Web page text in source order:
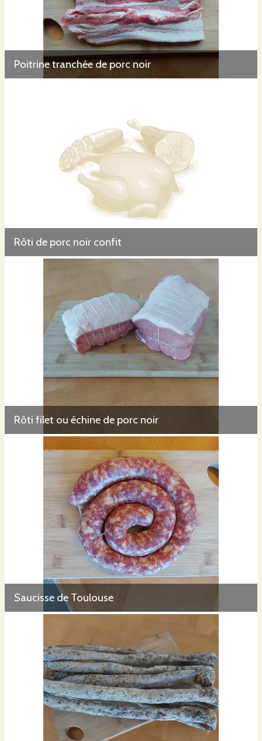
Poitrine tranchée de porc noir
Rôti de porc noir confit
Rôti filet ou échine de porc noir
Saucisse de Toulouse